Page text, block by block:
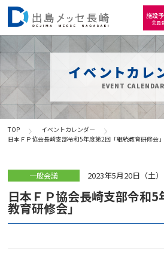
施設
会員
イベントカレ
EVENT CALENDAR
TOP
イベントカレンダー
日本ＦＰ協会長崎支部令和5年度第2回「継続教育研修会」
一般会議 2023年5月20日（土）
日本ＦＰ協会長崎支部令和
教育研修会」